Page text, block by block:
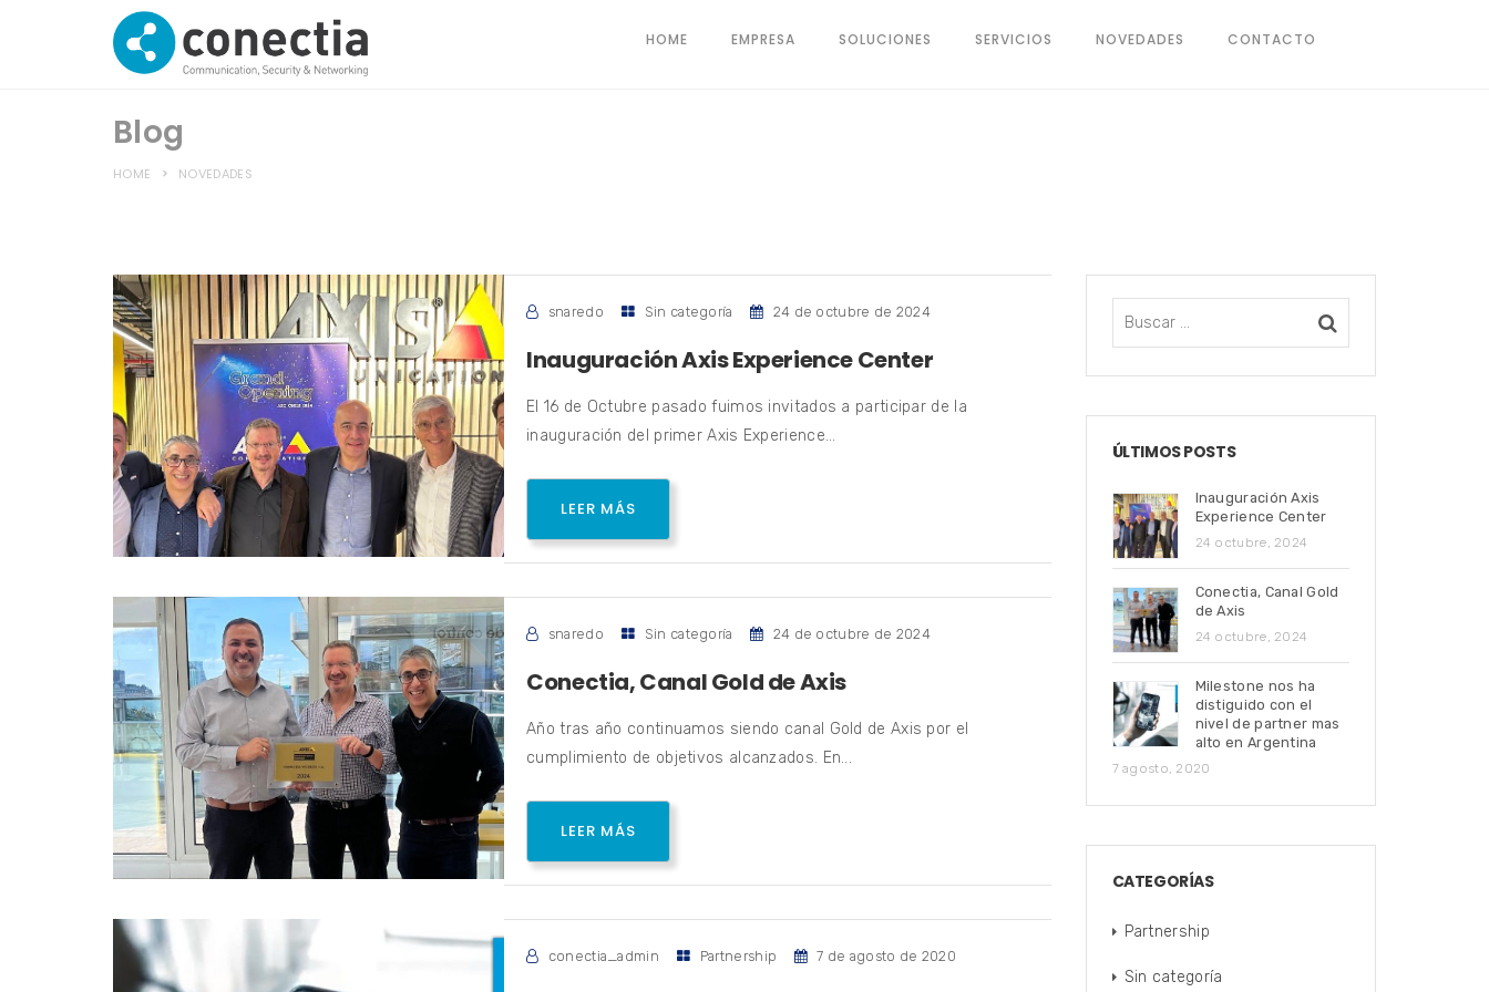
HOME EMPRESA SOLUCIONES SERVICIOS NOVEDADES CONTACTO
Blog
HOME NOVEDADES
snaredo Sin categoría 24 de octubre de 2024
Inauguración Axis Experience Center
El 16 de Octubre pasado fuimos invitados a participar de la
inauguración del primer Axis Experience...
LEER MÁS
snaredo Sin categoría 24 de octubre de 2024
Conectia, Canal Gold de Axis
Año tras año continuamos siendo canal Gold de Axis por el
cumplimiento de objetivos alcanzados. En...
LEER MÁS
conectia_admin Partnership 7 de agosto de 2020
ÚLTIMOS POSTS
Inauguración Axis
Experience Center
24 octubre, 2024
Conectia, Canal Gold
de Axis
24 octubre, 2024
Milestone nos ha
distiguido con el
nivel de partner mas
alto en Argentina
7 agosto, 2020
CATEGORÍAS
Partnership
Sin categoría